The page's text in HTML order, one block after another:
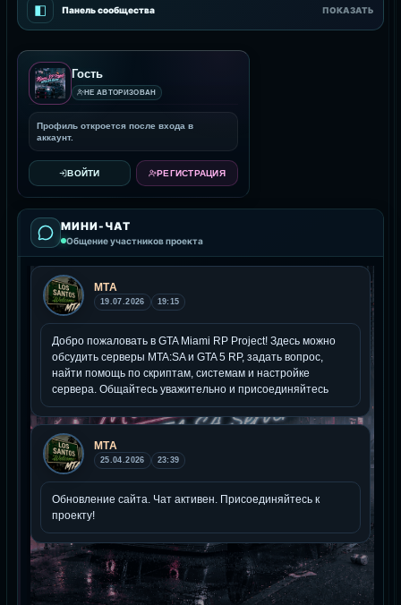
◧ Панель сообщества ПОКАЗАТЬ
Гость
НЕ АВТОРИЗОВАН
Профиль откроется после входа в
аккаунт.
ВОЙТИ РЕГИСТРАЦИЯ
МИНИ-ЧАТ
Общение участников проекта